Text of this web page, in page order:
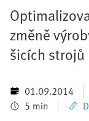
změně
šicích strojů
01.09.2014
5 min